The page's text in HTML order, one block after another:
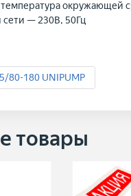
окружающей
— 230В, 50Гц
80-180 UNIPUMP
товары